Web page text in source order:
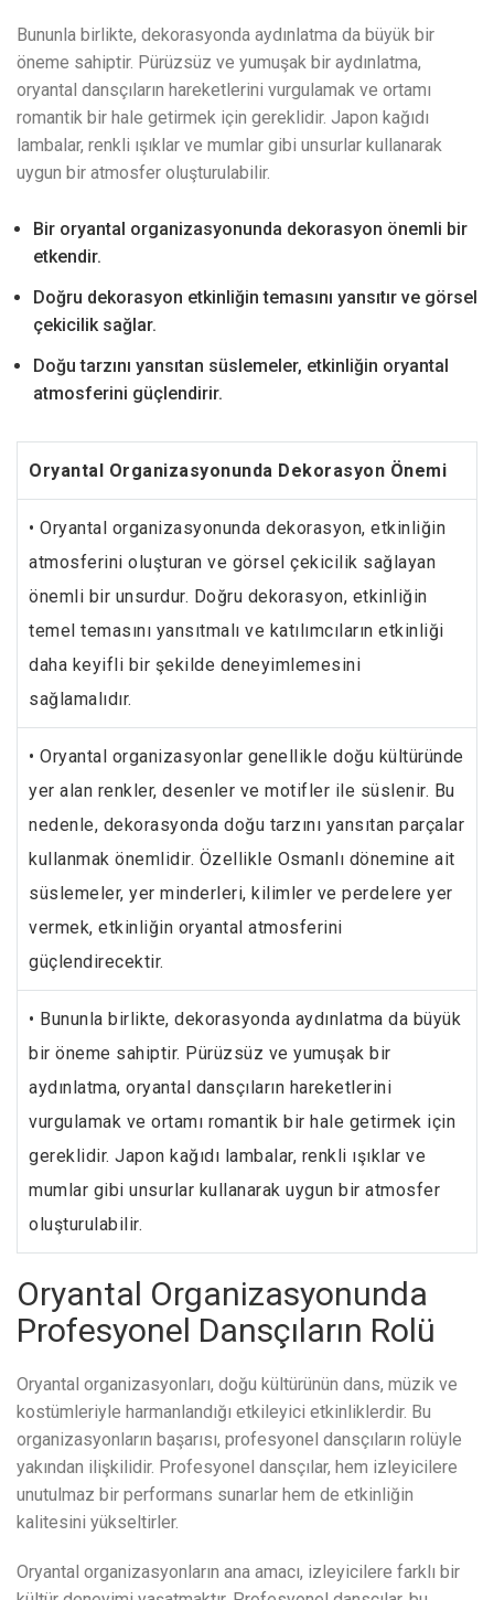
Bununla birlikte, dekorasyonda aydınlatma da büyük bir
öneme sahiptir. Pürüzsüz ve yumuşak bir aydınlatma,
oryantal dansçıların hareketlerini vurgulamak ve ortamı
romantik bir hale getirmek için gereklidir. Japon kağıdı
lambalar, renkli ışıklar ve mumlar gibi unsurlar kullanarak
uygun bir atmosfer oluşturulabilir.
Bir oryantal organizasyonunda dekorasyon önemli bir
etkendir.
Doğru dekorasyon etkinliğin temasını yansıtır ve görsel
çekicilik sağlar.
Doğu tarzını yansıtan süslemeler, etkinliğin oryantal
atmosferini güçlendirir.
Oryantal Organizasyonunda Dekorasyon Önemi
• Oryantal organizasyonunda dekorasyon, etkinliğin
atmosferini oluşturan ve görsel çekicilik sağlayan
önemli bir unsurdur. Doğru dekorasyon, etkinliğin
temel temasını yansıtmalı ve katılımcıların etkinliği
daha keyifli bir şekilde deneyimlemesini
sağlamalıdır.
• Oryantal organizasyonlar genellikle doğu kültüründe
yer alan renkler, desenler ve motifler ile süslenir. Bu
nedenle, dekorasyonda doğu tarzını yansıtan parçalar
kullanmak önemlidir. Özellikle Osmanlı dönemine ait
süslemeler, yer minderleri, kilimler ve perdelere yer
vermek, etkinliğin oryantal atmosferini
güçlendirecektir.
• Bununla birlikte, dekorasyonda aydınlatma da büyük
bir öneme sahiptir. Pürüzsüz ve yumuşak bir
aydınlatma, oryantal dansçıların hareketlerini
vurgulamak ve ortamı romantik bir hale getirmek için
gereklidir. Japon kağıdı lambalar, renkli ışıklar ve
mumlar gibi unsurlar kullanarak uygun bir atmosfer
oluşturulabilir.
Oryantal Organizasyonunda
Profesyonel Dansçıların Rolü
Oryantal organizasyonları, doğu kültürünün dans, müzik ve
kostümleriyle harmanlandığı etkileyici etkinliklerdir. Bu
organizasyonların başarısı, profesyonel dansçıların rolüyle
yakından ilişkilidir. Profesyonel dansçılar, hem izleyicilere
unutulmaz bir performans sunarlar hem de etkinliğin
kalitesini yükseltirler.
Oryantal organizasyonların ana amacı, izleyicilere farklı bir